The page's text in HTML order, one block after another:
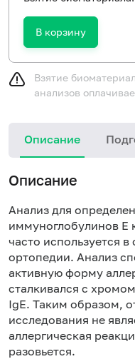
В корзину
Взятие
анализов
Описание
Описание
Анализ для
иммуноглобулинов Е
часто используется
ортопедии. Анализ
активную форму
сталкивался с
IgE. Таким образом,
исследования не
аллергическая
разовьется.